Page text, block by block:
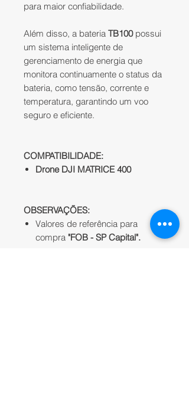
para maior confiabilidade.
Além disso, a bateria TB100possui
um sistema inteligente de
gerenciamento de energia que
monitora continuamente o status da
bateria, como tensão, corrente e
temperatura, garantindo um voo
seguro e eficiente.
COMPATIBILIDADE:
Drone DJI MATRICE 400
OBSERVAÇÕES:
Valores de referência para
compra "FOB - SP Capital".